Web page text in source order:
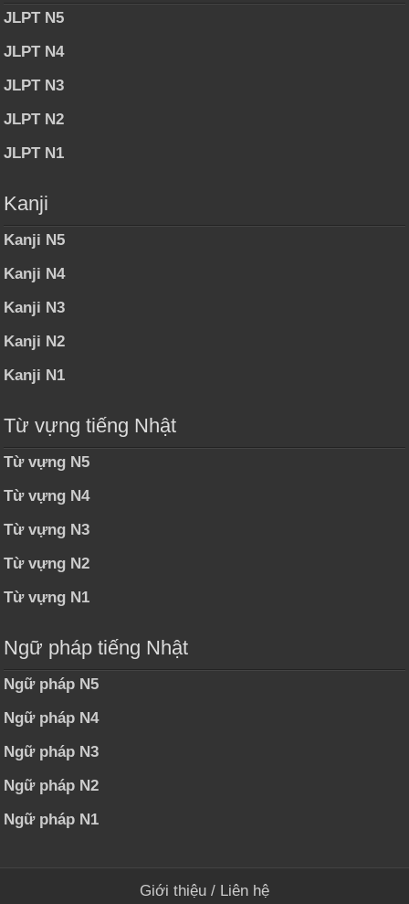
JLPT N5
JLPT N4
JLPT N3
JLPT N2
JLPT N1
Kanji
Kanji N5
Kanji N4
Kanji N3
Kanji N2
Kanji N1
Từ vựng tiếng Nhật
Từ vựng N5
Từ vựng N4
Từ vựng N3
Từ vựng N2
Từ vựng N1
Ngữ pháp tiếng Nhật
Ngữ pháp N5
Ngữ pháp N4
Ngữ pháp N3
Ngữ pháp N2
Ngữ pháp N1
Giới thiệu / Liên hệ